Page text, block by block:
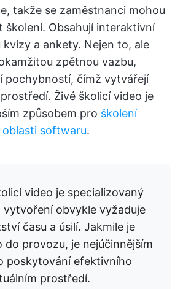
takže se zaměstnanci mohou
školení. Obsahují interaktivní
kvízy a ankety. Nejen to, ale
zpětnou vazbu,
pochybností, čímž vytvářejí
Živé školicí video je
způsobem pro školení
softwaru.
video je specializovaný
obvykle vyžaduje
času a úsilí. Jakmile je
do provozu, je nejúčinnějším
poskytování efektivního
prostředí.